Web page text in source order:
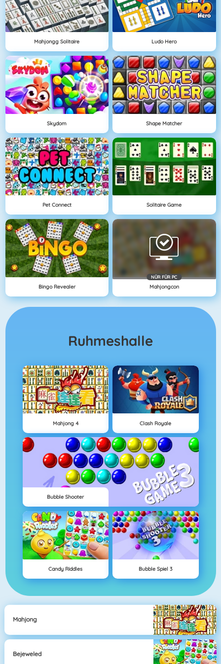
Mahjongg Solitaire Ludo Hero
Skydom Shape Matcher
Pet Connect Solitaire Game
Bingo Revealer
NÜR FÜR PC
Mahjongcon
Ruhmeshalle
Mahjong 4 Clash Royale
Bubble Shooter
Candy Riddles Bubble Spiel 3
Mahjong
Bejeweled